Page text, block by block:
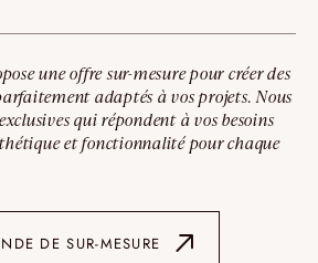
une offre sur-mesure pour créer des
adaptés à vos projets. Nous
qui répondent à vos besoins
et fonctionnalité pour chaque
DE SUR-MESURE